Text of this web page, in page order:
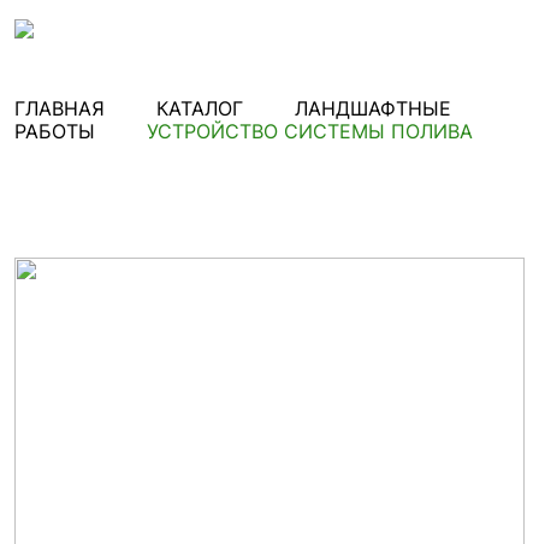
ГЛАВНАЯ КАТАЛОГ
ЛАНДШАФТНЫЕ
РАБОТЫ
УСТРОЙСТВО СИСТЕМЫ ПОЛИВА